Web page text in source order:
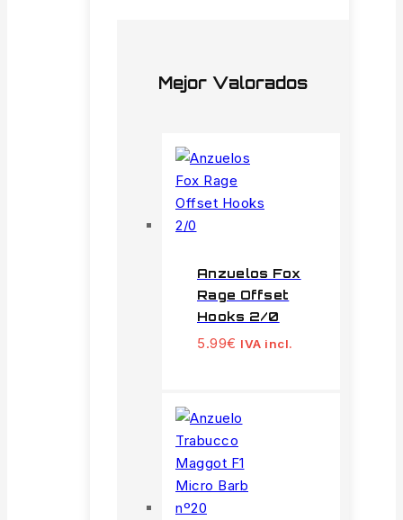
Mejor Valorados
Anzuelos Fox
Rage Offset
Hooks 2/0
5.99€ IVA incl.